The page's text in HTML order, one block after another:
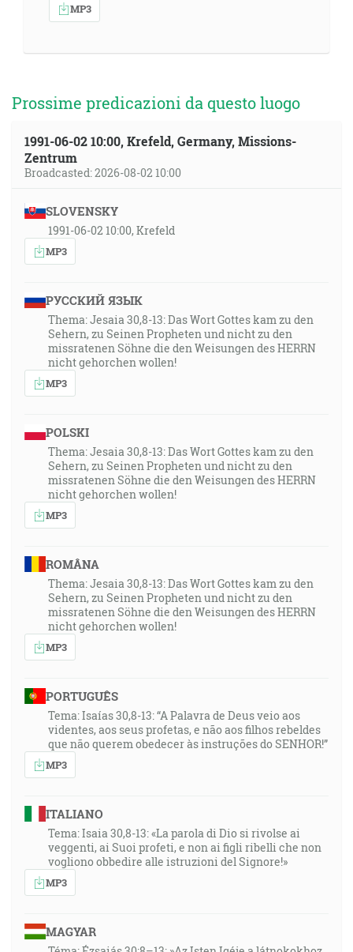
MP3
Prossime predicazioni da questo luogo
1991-06-02 10:00, Krefeld, Germany, Missions-
Zentrum
Broadcasted: 2026-08-02 10:00
SLOVENSKY
1991-06-02 10:00, Krefeld
MP3
РУССКИЙ ЯЗЫК
Thema: Jesaia 30,8-13: Das Wort Gottes kam zu den
Sehern, zu Seinen Propheten und nicht zu den
missratenen Söhne die den Weisungen des HERRN
nicht gehorchen wollen!
MP3
POLSKI
Thema: Jesaia 30,8-13: Das Wort Gottes kam zu den
Sehern, zu Seinen Propheten und nicht zu den
missratenen Söhne die den Weisungen des HERRN
nicht gehorchen wollen!
MP3
ROMÂNA
Thema: Jesaia 30,8-13: Das Wort Gottes kam zu den
Sehern, zu Seinen Propheten und nicht zu den
missratenen Söhne die den Weisungen des HERRN
nicht gehorchen wollen!
MP3
PORTUGUÊS
Tema: Isaías 30,8-13: “A Palavra de Deus veio aos
videntes, aos seus profetas, e não aos filhos rebeldes
que não querem obedecer às instruções do SENHOR!”
MP3
ITALIANO
Tema: Isaia 30,8-13: «La parola di Dio si rivolse ai
veggenti, ai Suoi profeti, e non ai figli ribelli che non
vogliono obbedire alle istruzioni del Signore!»
MP3
MAGYAR